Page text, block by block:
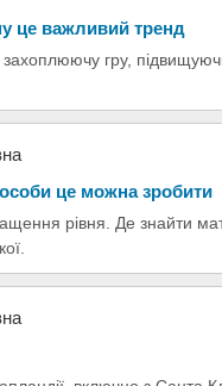
це важливий тренд
захоплюючу гру,
це можна зробити
рівня. Де знайти